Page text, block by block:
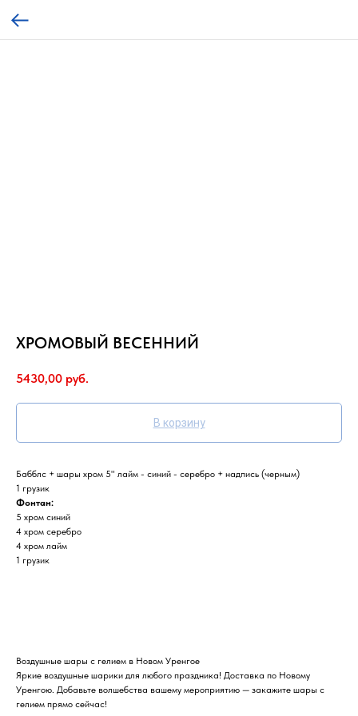
ХРОМОВЫЙ ВЕСЕННИЙ
5430,00 руб.
В корзину
Бабблс + шары хром 5" лайм - синий - серебро + надпись (черным)
1 грузик
Фонтан:
5 хром синий
4 хром серебро
4 хром лайм
1 грузик
Воздушные шары с гелием в Новом Уренгое
Яркие воздушные шарики для любого праздника! Доставка по Новому
Уренгою. Добавьте волшебства вашему мероприятию — закажите шары с
гелием прямо сейчас!